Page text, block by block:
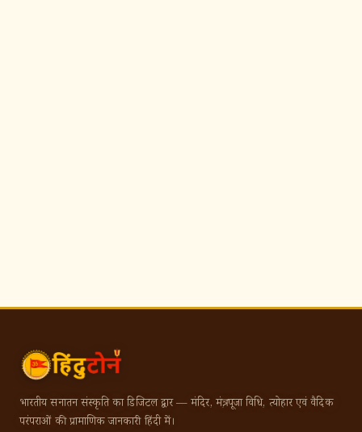
भारतीय सनातन संस्कृति का डिजिटल द्वार — मंदिर, मंत्र, पूजा विधि, त्योहार एवं वैदिक
परंपराओं की प्रामाणिक जानकारी हिंदी में।